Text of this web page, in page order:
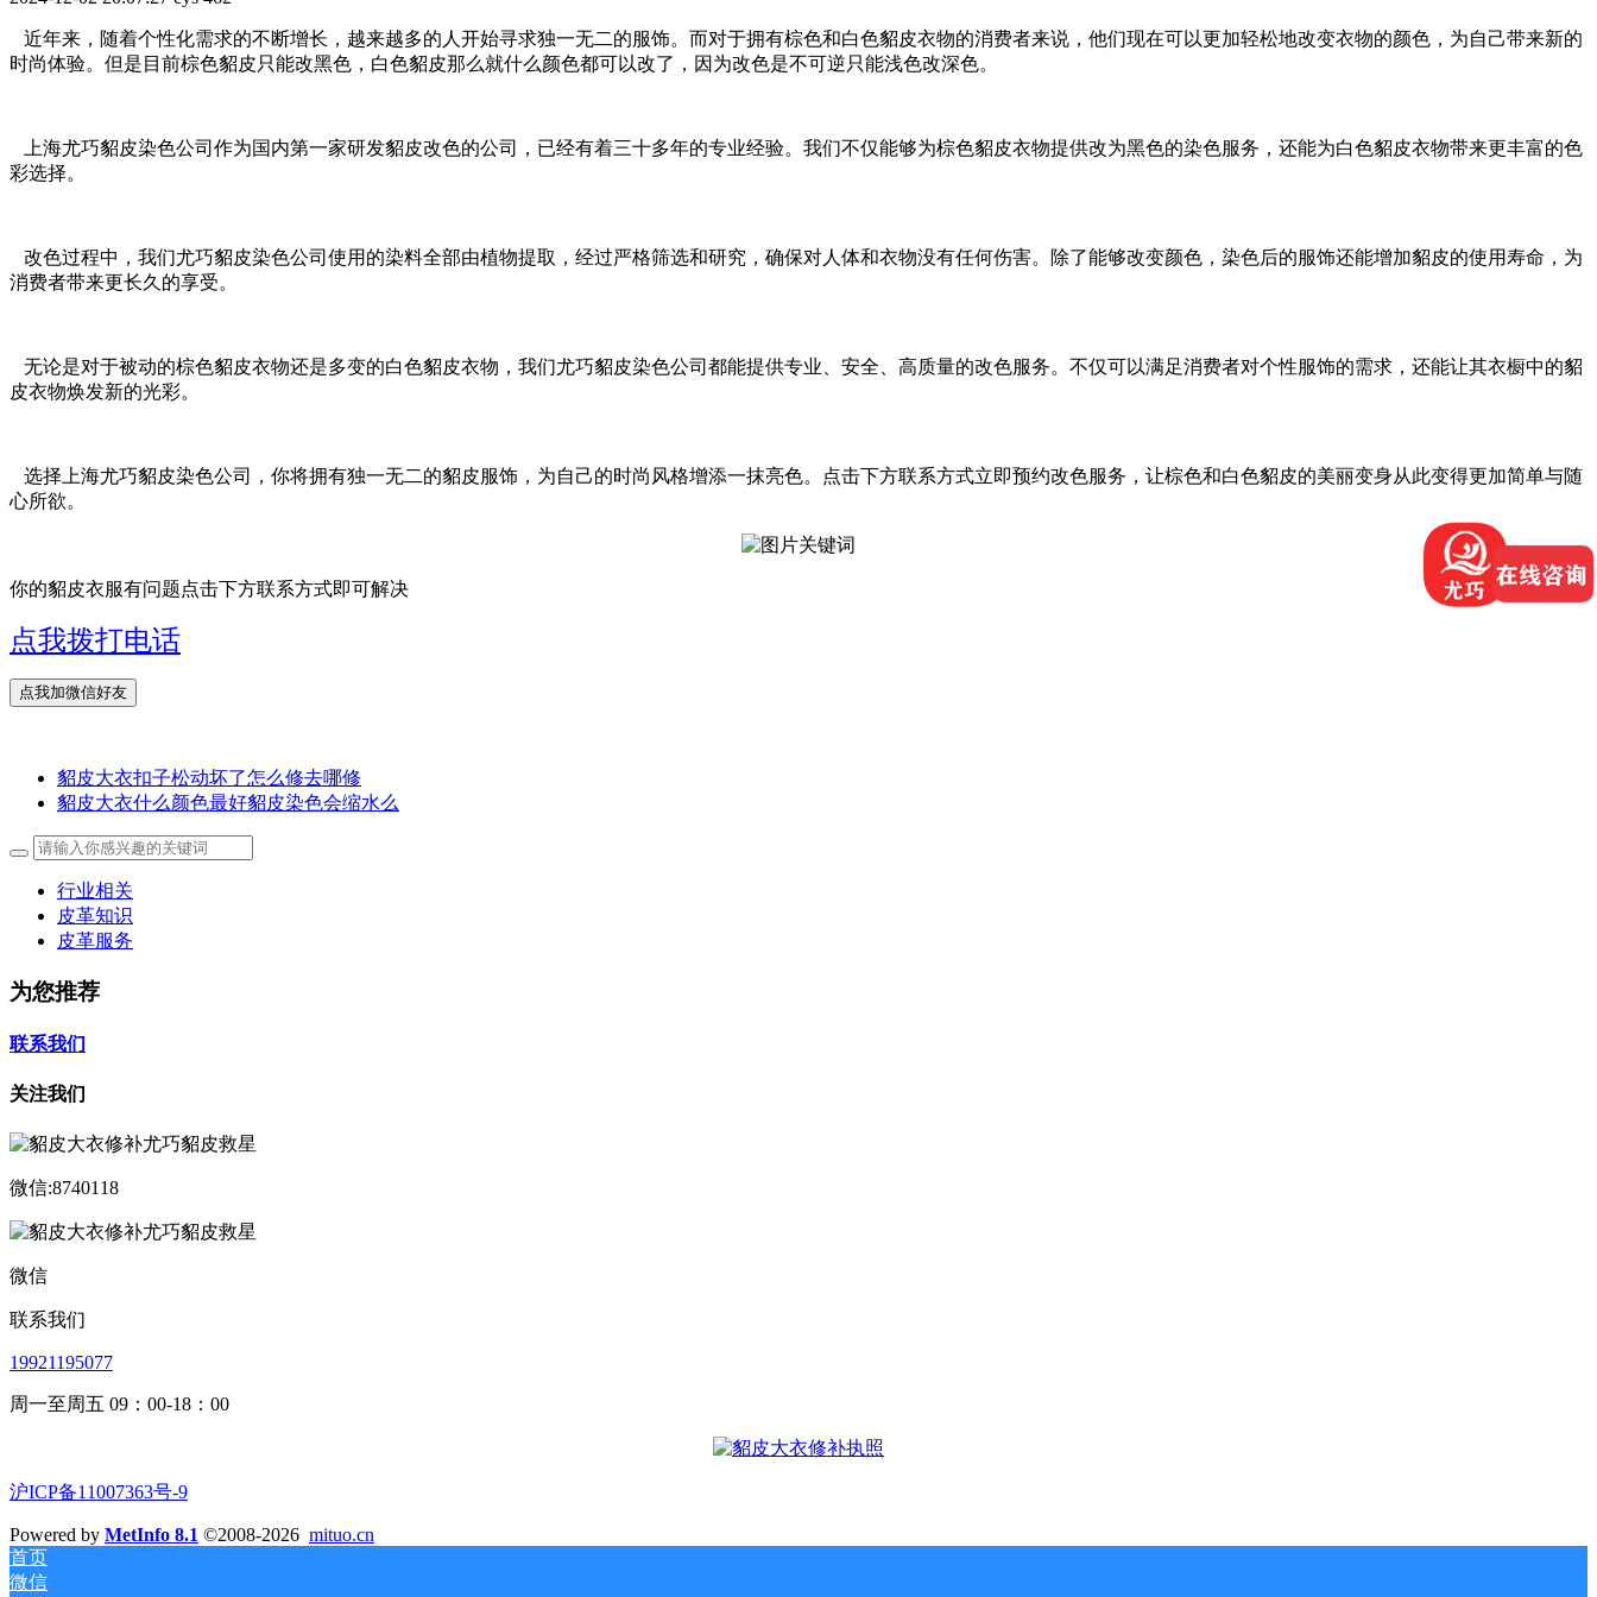
近年来，随着个性化需求的不断增长，越来越多的人开始寻求独一无二的服饰。而对于拥有棕色和白色貂皮衣物的消费者来说，他们现在可以更加轻松地改变衣物的颜色，为自己带来新的
时尚体验。但是目前棕色貂皮只能改黑色，白色貂皮那么就什么颜色都可以改了，因为改色是不可逆只能浅色改深色。
上海尤巧貂皮染色公司作为国内第一家研发貂皮改色的公司，已经有着三十多年的专业经验。我们不仅能够为棕色貂皮衣物提供改为黑色的染色服务，还能为白色貂皮衣物带来更丰富的色
彩选择。
改色过程中，我们尤巧貂皮染色公司使用的染料全部由植物提取，经过严格筛选和研究，确保对人体和衣物没有任何伤害。除了能够改变颜色，染色后的服饰还能增加貂皮的使用寿命，为
消费者带来更长久的享受。
无论是对于被动的棕色貂皮衣物还是多变的白色貂皮衣物，我们尤巧貂皮染色公司都能提供专业、安全、高质量的改色服务。不仅可以满足消费者对个性服饰的需求，还能让其衣橱中的貂
皮衣物焕发新的光彩。
选择上海尤巧貂皮染色公司，你将拥有独一无二的貂皮服饰，为自己的时尚风格增添一抹亮色。点击下方联系方式立即预约改色服务，让棕色和白色貂皮的美丽变身从此变得更加简单与随
心所欲。
你的貂皮衣服有问题点击下方联系方式即可解决
点我拨打电话
貂皮大衣扣子松动坏了怎么修去哪修
貂皮大衣什么颜色最好貂皮染色会缩水么
行业相关
皮革知识
皮革服务
为您推荐
联系我们
关注我们
微信:8740118
微信
联系我们
19921195077
周一至周五 09：00-18：00
沪ICP备11007363号-9
Powered by MetInfo 8.1 ©2008-2026 mituo.cn
首页
微信